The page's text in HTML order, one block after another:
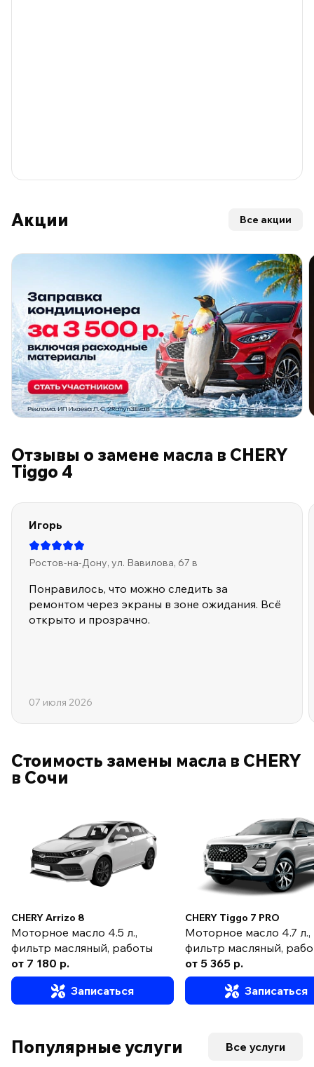
Акции Все акции
Отзывы о замене масла в CHERY
Tiggo 4
Игорь
Ростов-на-Дону, ул. Вавилова, 67 в
Понравилось, что можно следить за
ремонтом через экраны в зоне ожидания. Всё
открыто и прозрачно.
07 июля 2026
Стоимость замены масла в CHERY
в Сочи
CHERY Arrizo 8
Моторное масло 4.5 л.,
фильтр масляный, работы
от 7 180 р.
Записаться
CHERY Tiggo 7 PRO
Моторное масло 4.7 л.,
фильтр масляный,
от 5 365 р.
Записаться
Популярные услуги Все услуги